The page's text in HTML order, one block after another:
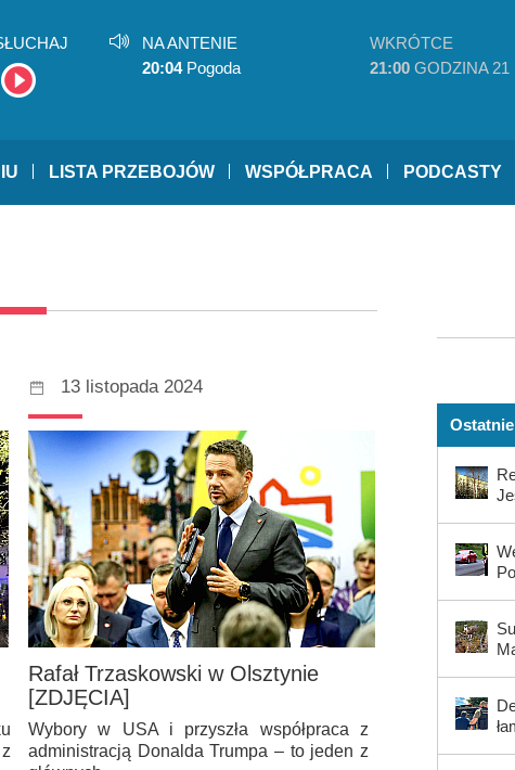
NA ANTENIE
20:04Pogoda
WKRÓTCE
21:00 GODZINA 21
LISTA PRZEBOJÓW WSPÓŁPRACA PODCASTY
13 listopada 2024
Rafał Trzaskowski w Olsztynie
[ZDJĘCIA]
Wybory w USA i przyszła współpraca z
administracją Donalda Trumpa – to jeden z